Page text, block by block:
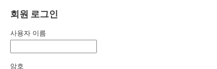
회원 로그인
사용자 이름
암호